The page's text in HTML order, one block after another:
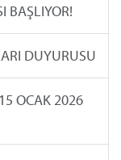
BAŞLIYOR!
DUYURUSU
OCAK 2026